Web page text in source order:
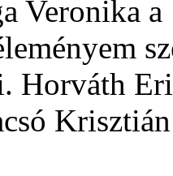
Veronika
Horváth